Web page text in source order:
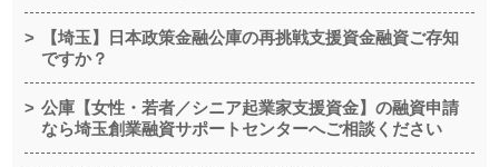
【埼玉】日本政策金融公庫の再挑戦支援資金融資ご存知
ですか？
公庫【女性・若者／シニア起業家支援資金】の融資申請
なら埼玉創業融資サポートセンターへご相談ください